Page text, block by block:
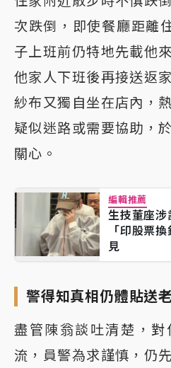
次跌倒，即使餐廳距離
子上班前仍特地先載他
他家人下班後再接送返
紗布又獨自坐在店內，
疑似迷路或需要協助，
關心。
編輯推薦
生技董座
「印股票
見
警得知真相仍體貼送
盡管陳翁談吐清楚，
流，員警為求謹慎，仍